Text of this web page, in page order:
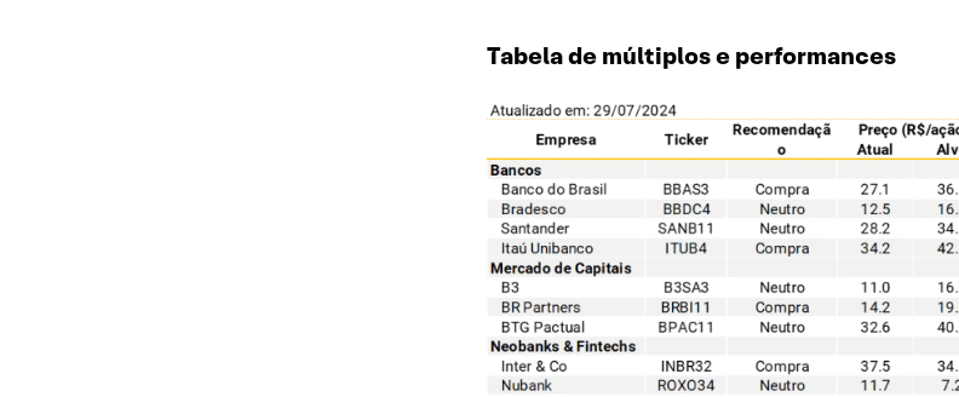
Tabela de múltiplos e performances